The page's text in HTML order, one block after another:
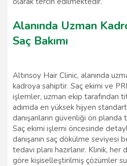
Alanında Uzman
Saç Bakımı
Altınsoy Hair Clinic, alanında
kadroya sahiptir. Saç ekimi ve
işlemler, uzman ekip tarafından
adımda en yüksek hijyen
danışanların güvenliği ön planda
Saç ekimi işlemi öncesinde
danışanın saç dökülme seviyesi
tedavi planı hazırlanır. Klinik, her
göre kişiselleştirilmiş çözümler